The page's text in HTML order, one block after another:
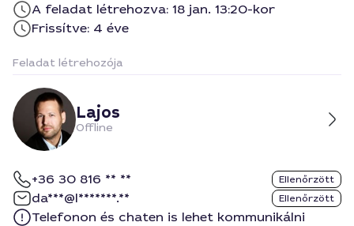
A feladat létrehozva: 18 jan. 13:20-kor
Frissítve: 4 éve
Feladat létrehozója
Lajos
Offline
+36 30 816 ** ** Ellenőrzött
da***@l*******.** Ellenőrzött
Telefonon és chaten is lehet kommunikálni